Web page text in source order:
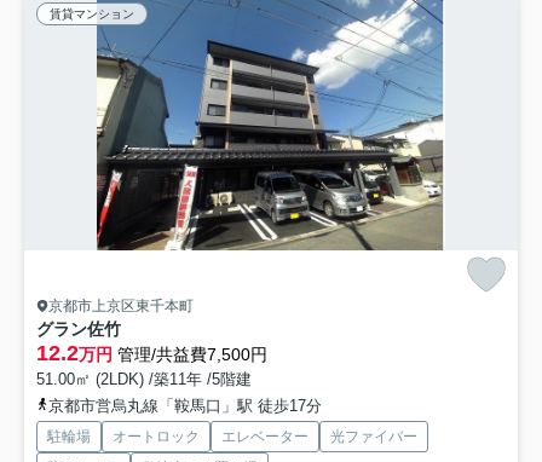
賃貸マンション
京都市上京区東千本町
グラン佐竹
12.2万円 管理/共益費7,500円
51.00㎡ (2LDK) /築11年 /5階建
京都市営烏丸線「鞍馬口」駅 徒歩17分
駐輪場 オートロック エレベーター
光ファイバー